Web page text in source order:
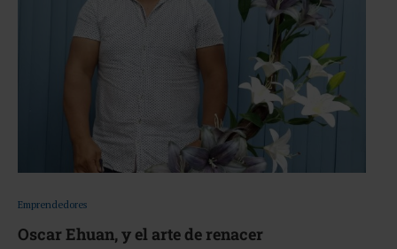
Emprendedores
Oscar Ehuan, y el arte de renacer